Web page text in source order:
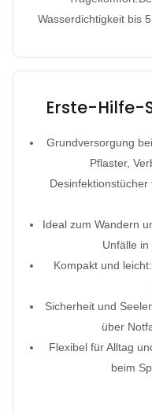
Wasserdichtigkeit bis
Erste-Hilfe-
Grundversorgung
Pflaster,
Ideal zum Wandern
Unfälle in
Kompakt und leicht:
Sicherheit und
über
Flexibel für Alltag
beim